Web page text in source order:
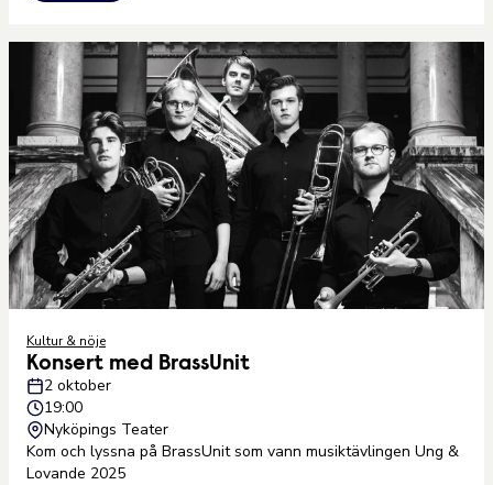
Kultur & nöje
Konsert med BrassUnit
2 oktober
19:00
Nyköpings Teater
Kom och lyssna på BrassUnit som vann musiktävlingen Ung &
Lovande 2025